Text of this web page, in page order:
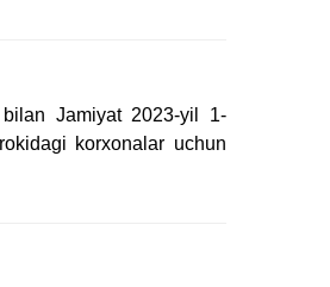
bilan Jamiyat 2023-yil 1-
korxonalar uchun